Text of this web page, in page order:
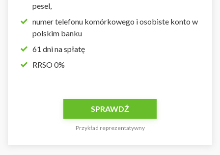
pesel,
numer telefonu komórkowego i osobiste konto w
polskim banku
61 dni na spłatę
RRSO 0%
SPRAWDŹ
Przykład reprezentatywny